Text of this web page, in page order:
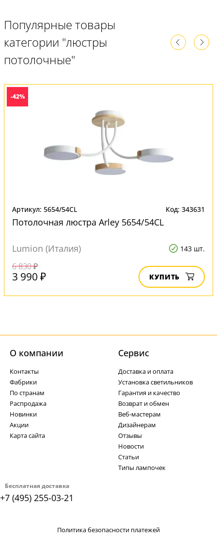
Популярные товары
категории "люстры
потолочные"
-42%
Артикул: 5654/54CL Код: 343631
Потолочная люстра Arley 5654/54CL
Lumion (Италия) 143 шт.
6 830 ₽
3 990 ₽ КУПИТЬ
Бесплатная доставка
+7 (495) 255-03-21
О компании
Контакты
Фабрики
По странам
Распродажа
Новинки
Акции
Карта сайта
Cервис
Доставка и оплата
Установка светильников
Гарантия и качество
Возврат и обмен
Веб-мастерам
Дизайнерам
Отзывы
Новости
Статьи
Типы лампочек
Политика безопасности платежей